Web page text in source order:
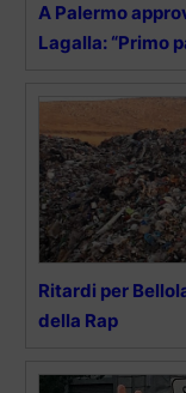
A Palermo
Lagalla: “Primo
Ritardi per
della Rap